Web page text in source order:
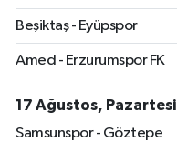
Beşiktaş - Eyüpspor
Amed - Erzurumspor FK
17 Ağustos, Pazartesi
Samsunspor - Göztepe